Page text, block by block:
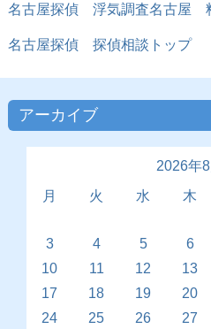
名古屋探偵 浮気調査名古屋
名古屋探偵 探偵相談トップ
アーカイブ
2026年8
月
火 水 木
3
4 5 6
10
11 12 13
17
18 19 20
24
25 26 27